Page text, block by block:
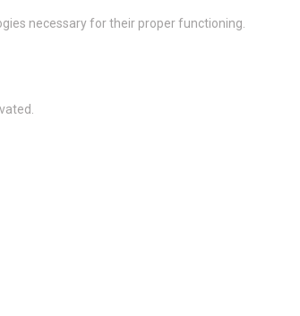
necessary for their proper functioning.